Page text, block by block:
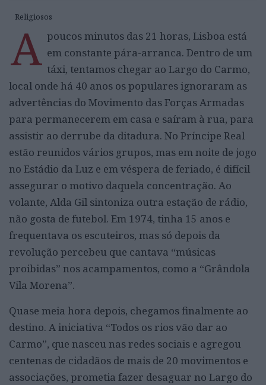
Religiosos
A poucos minutos das 21 horas, Lisboa está
em constante pára-arranca. Dentro de um
táxi, tentamos chegar ao Largo do Carmo,
local onde há 40 anos os populares ignoraram as
advertências do Movimento das Forças Armadas
para permanecerem em casa e saíram à rua, para
assistir ao derrube da ditadura. No Príncipe Real
estão reunidos vários grupos, mas em noite de jogo
no Estádio da Luz e em véspera de feriado, é difícil
assegurar o motivo daquela concentração. Ao
volante, Alda Gil sintoniza outra estação de rádio,
não gosta de futebol. Em 1974, tinha 15 anos e
frequentava os escuteiros, mas só depois da
revolução percebeu que cantava “músicas
proibidas” nos acampamentos, como a “Grândola
Vila Morena”.
Quase meia hora depois, chegamos finalmente ao
destino. A iniciativa “Todos os rios vão dar ao
Carmo”, que nasceu nas redes sociais e agregou
centenas de cidadãos de mais de 20 movimentos e
associações, prometia fazer desaguar no Largo do